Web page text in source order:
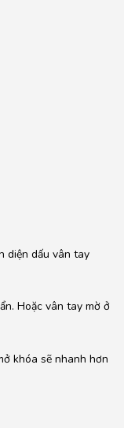
diện dấu vân tay
Hoặc vân tay mờ ở
khóa sẽ nhanh hơn